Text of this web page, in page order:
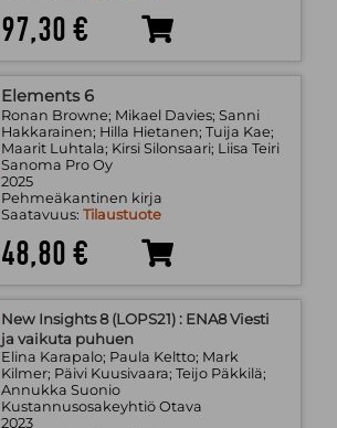
97,30 €
Elements 6
Ronan Browne; Mikael Davies; Sanni
Hakkarainen; Hilla Hietanen; Tuija Kae;
Maarit Luhtala; Kirsi Silonsaari; Liisa Teiri
Sanoma Pro Oy
2025
Pehmeäkantinen kirja
Saatavuus: Tilaustuote
48,80 €
New Insights 8 (LOPS21) : ENA8 Viesti
ja vaikuta puhuen
Elina Karapalo; Paula Keltto; Mark
Kilmer; Päivi Kuusivaara; Teijo Päkkilä;
Annukka Suonio
Kustannusosakeyhtiö Otava
2023